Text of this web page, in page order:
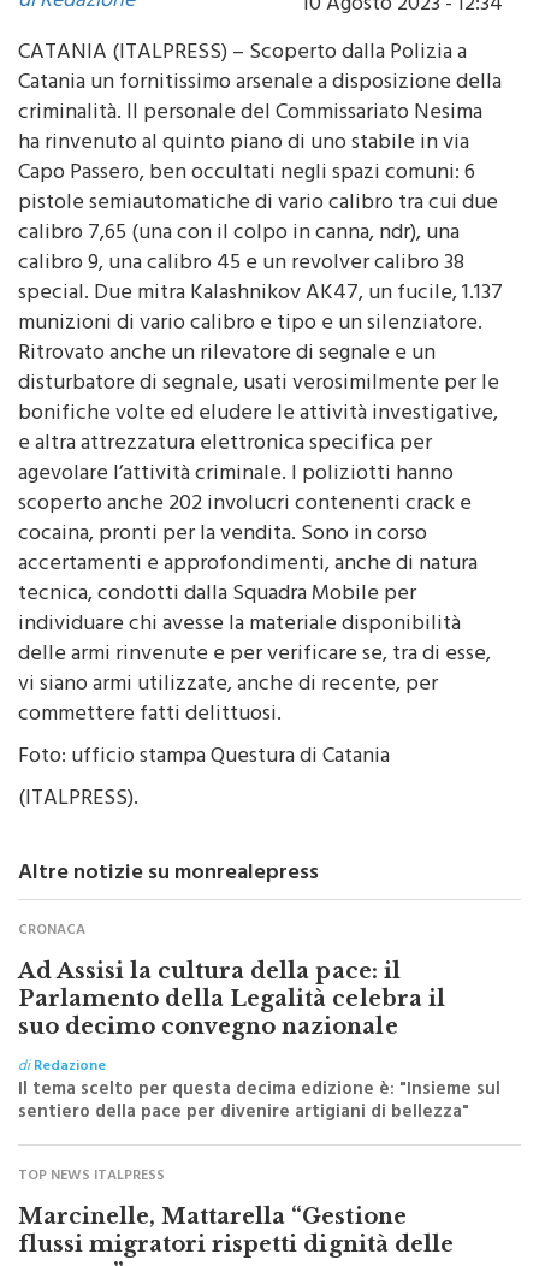
CATANIA (ITALPRESS) – Scoperto dalla Polizia a
Catania un fornitissimo arsenale a disposizione della
criminalità. Il personale del Commissariato Nesima
ha rinvenuto al quinto piano di uno stabile in via
Capo Passero, ben occultati negli spazi comuni: 6
pistole semiautomatiche di vario calibro tra cui due
calibro 7,65 (una con il colpo in canna, ndr), una
calibro 9, una calibro 45 e un revolver calibro 38
special. Due mitra Kalashnikov AK47, un fucile, 1.137
munizioni di vario calibro e tipo e un silenziatore.
Ritrovato anche un rilevatore di segnale e un
disturbatore di segnale, usati verosimilmente per le
bonifiche volte ed eludere le attività investigative,
e altra attrezzatura elettronica specifica per
agevolare l’attività criminale. I poliziotti hanno
scoperto anche 202 involucri contenenti crack e
cocaina, pronti per la vendita. Sono in corso
accertamenti e approfondimenti, anche di natura
tecnica, condotti dalla Squadra Mobile per
individuare chi avesse la materiale disponibilità
delle armi rinvenute e per verificare se, tra di esse,
vi siano armi utilizzate, anche di recente, per
commettere fatti delittuosi.
Foto: ufficio stampa Questura di Catania
(ITALPRESS).
CRONACA
Ad Assisi la cultura della pace: il
Parlamento della Legalità celebra il
suo decimo convegno nazionale
diRedazione
Il tema scelto per questa decima edizione è: "Insieme sul
sentiero della pace per divenire artigiani di bellezza"
TOP NEWS ITALPRESS
Marcinelle, Mattarella “Gestione
flussi migratori rispetti dignità delle
persone”